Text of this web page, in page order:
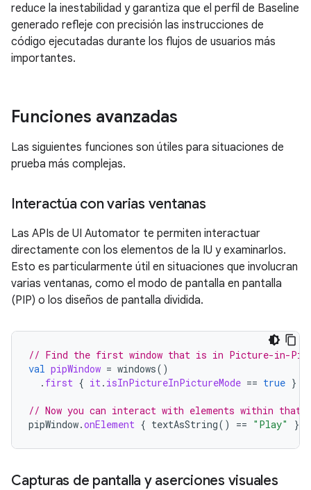
reduce la inestabilidad y garantiza que el perfil de Baseline
generado refleje con precisión las instrucciones de
código ejecutadas durante los flujos de usuarios más
importantes.
Funciones avanzadas
Las siguientes funciones son útiles para situaciones de
prueba más complejas.
Interactúa con varias ventanas
Las APIs de UI Automator te permiten interactuar
directamente con los elementos de la IU y examinarlos.
Esto es particularmente útil en situaciones que involucran
varias ventanas, como el modo de pantalla en pantalla
(PIP) o los diseños de pantalla dividida.
// Find the first window that is in Picture-in-
val pipWindow = windows()
. first { it. isInPictureInPictureMode == true }
// Now you can interact with elements within that
pipWindow.onElement { textAsString() == "Play" }.
Capturas de pantalla y aserciones visuales